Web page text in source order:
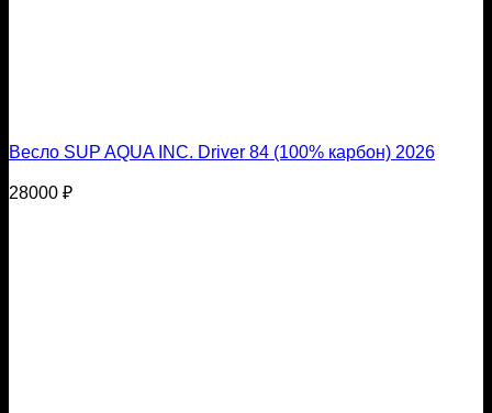
Весло SUP AQUA INC. Driver 84 (100% карбон) 2026
28000 ₽